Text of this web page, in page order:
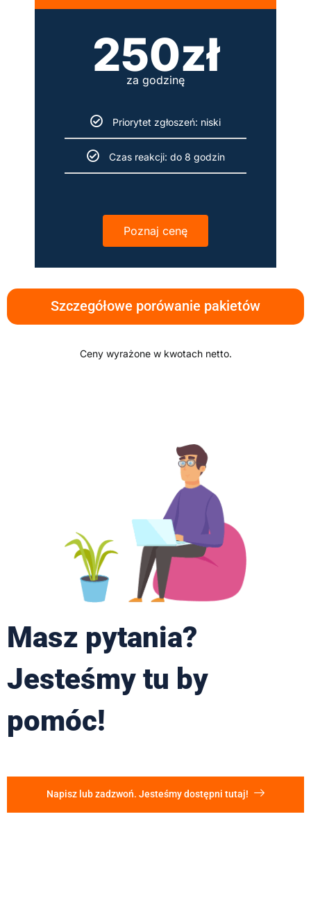
250zł
za godzinę
Priorytet zgłoszeń: niski
Czas reakcji: do 8 godzin
Poznaj cenę
Szczegółowe porówanie pakietów
Ceny wyrażone w kwotach netto.
Masz pytania?
Jesteśmy tu by
pomóc!
Napisz lub zadzwoń. Jesteśmy dostępni tutaj!